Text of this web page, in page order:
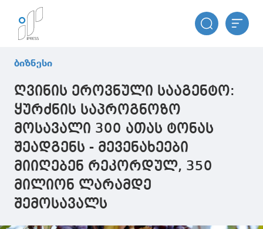
ბიზნესი
ღვინის ეროვნული სააგენტო:
ყურძნის საპროგნოზო
მოსავალი 300 ათას ტონას
შეადგენს - მევენახეები
მიიღებენ რეკორდულ, 350
მილიონ ლარამდე
შემოსავალს